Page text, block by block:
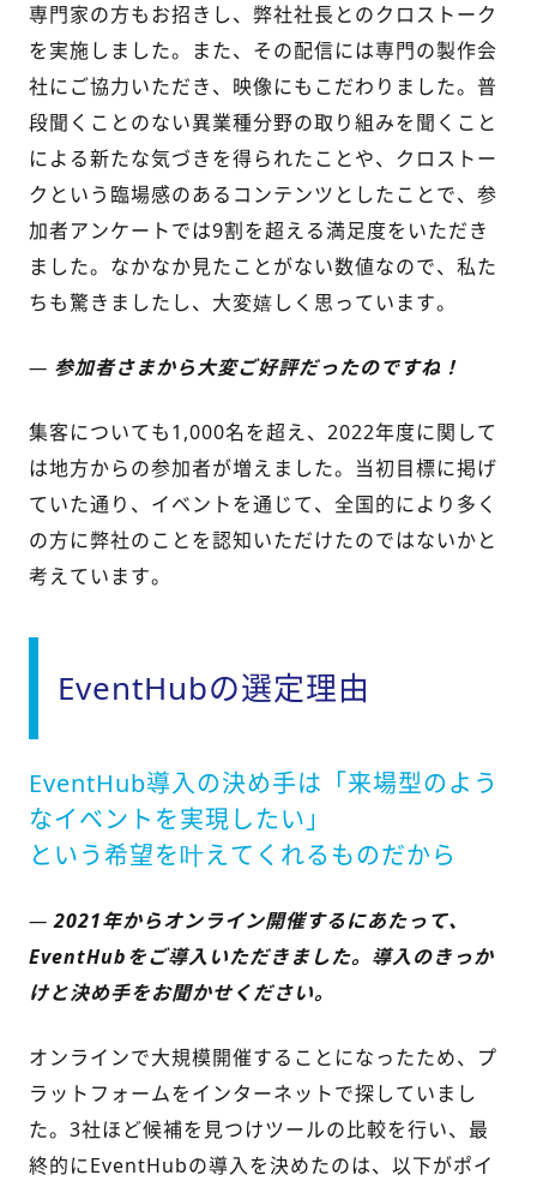
専門家の方もお招きし、弊社社長とのクロストーク
を実施しました。また、その配信には専門の製作会
社にご協力いただき、映像にもこだわりました。普
段聞くことのない異業種分野の取り組みを聞くこと
による新たな気づきを得られたことや、クロストー
クという臨場感のあるコンテンツとしたことで、参
加者アンケートでは9割を超える満足度をいただき
ました。なかなか見たことがない数値なので、私た
ちも驚きましたし、大変嬉しく思っています。
— 参加者さまから大変ご好評だったのですね！
集客についても1,000名を超え、2022年度に関して
は地方からの参加者が増えました。当初目標に掲げ
ていた通り、イベントを通じて、全国的により多く
の方に弊社のことを認知いただけたのではないかと
考えています。
EventHubの選定理由
EventHub導入の決め手は 「来場型のよう
なイベントを実現したい」
という希望を叶えてくれるものだから
— 2021年からオンライン開催するにあたって、
EventHubをご導入いただきました。導入のきっか
けと決め手をお聞かせください。
オンラインで大規模開催することになったため、プ
ラットフォームをインターネットで探していまし
た。3社ほど候補を見つけツールの比較を行い、最
終的にEventHubの導入を決めたのは、以下がポイ